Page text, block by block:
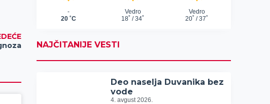
NAJČITANIJE VESTI
Deo naselja Duvanika bez
vode
4. avgust 2026.